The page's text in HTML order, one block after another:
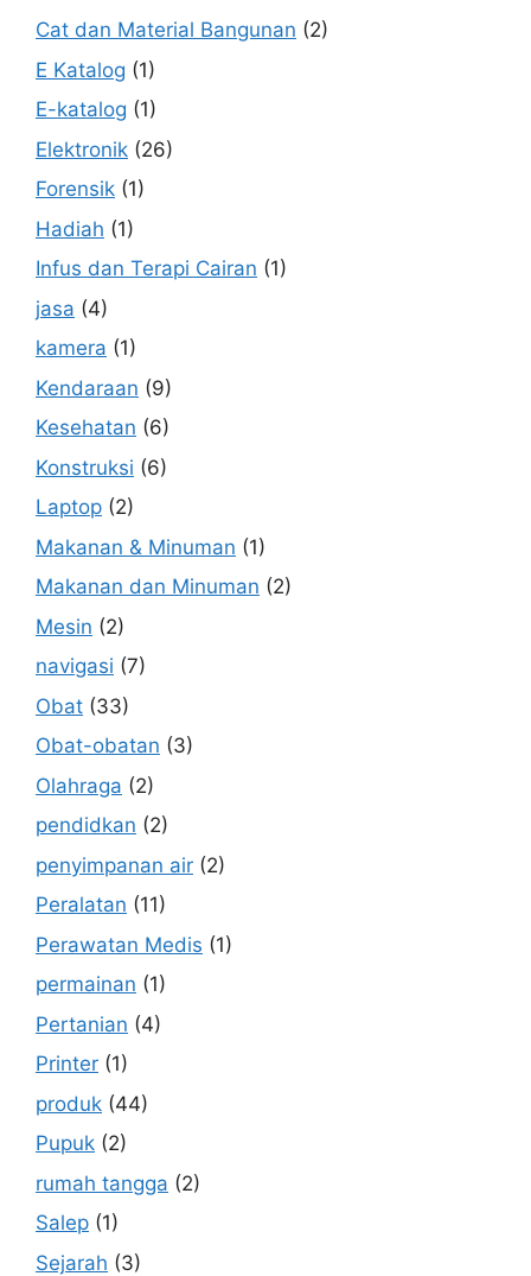
Cat dan Material Bangunan (2)
E Katalog (1)
E-katalog (1)
Elektronik (26)
Forensik (1)
Hadiah (1)
Infus dan Terapi Cairan (1)
jasa (4)
kamera (1)
Kendaraan (9)
Kesehatan (6)
Konstruksi (6)
Laptop (2)
Makanan & Minuman (1)
Makanan dan Minuman (2)
Mesin (2)
navigasi (7)
Obat (33)
Obat-obatan (3)
Olahraga (2)
pendidkan (2)
penyimpanan air (2)
Peralatan (11)
Perawatan Medis (1)
permainan (1)
Pertanian (4)
Printer (1)
produk (44)
Pupuk (2)
rumah tangga (2)
Salep (1)
Sejarah (3)